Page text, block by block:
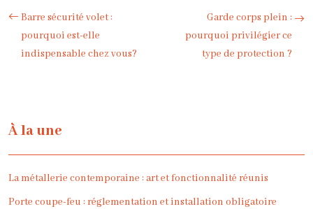
Barre sécurité volet :
pourquoi est-elle
indispensable chez vous?
Garde corps plein :
pourquoi privilégier ce
type de protection ?
À la une
La métallerie contemporaine : art et fonctionnalité réunis
Porte coupe-feu : réglementation et installation obligatoire